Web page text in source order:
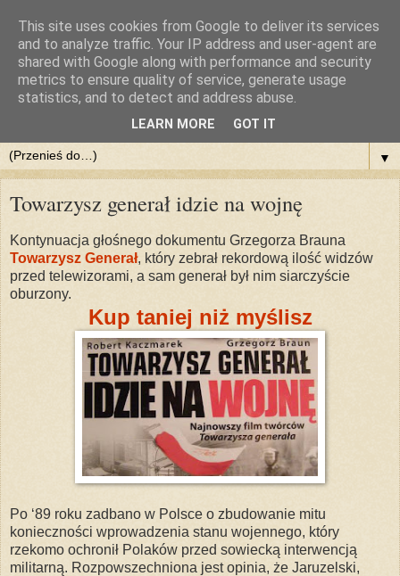
::DlaPolski.pl - POBIERZ
Pobieraj filmy, muzykę, dokumenty, programy. Chomikuj z
▼
Towarzysz generał idzie na wojnę
Kontynuacja głośnego dokumentu Grzegorza Brauna
Towarzysz Generał, który zebrał rekordową ilość widzów
przed telewizorami, a sam generał był nim siarczyście
oburzony.
Kup taniej niż myślisz
Po ‘89 roku zadbano w Polsce o zbudowanie mitu
konieczności wprowadzenia stanu wojennego, który
rzekomo ochronił Polaków przed sowiecką interwencją
militarną. Rozpowszechniona jest opinia, że Jaruzelski,
This site uses cookies from Google to deliver its services
and to analyze traffic. Your IP address and user-agent are
shared with Google along with performance and security
metrics to ensure quality of service, generate usage
statistics, and to detect and address abuse.
LEARN MORE GOT IT